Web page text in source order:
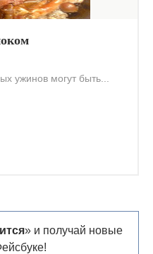
ужинов могут быть...
» и получай новые